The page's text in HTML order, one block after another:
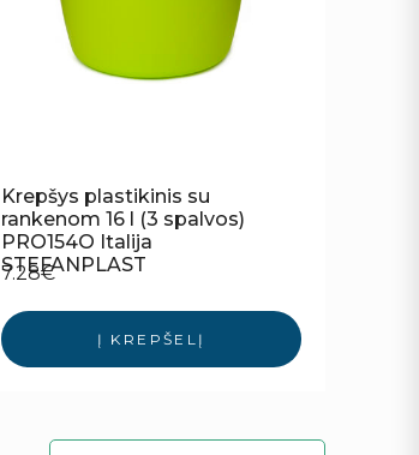
Krepšys plastikinis su
rankenom 16 l (3 spalvos)
PRO154O Italija
STEFANPLAST
7.28€
Į KREPŠELĮ